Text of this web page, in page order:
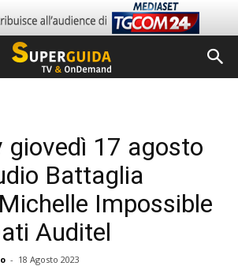
17 agosto
Battaglia
Impossible
Auditel
- 18 Agosto 2023